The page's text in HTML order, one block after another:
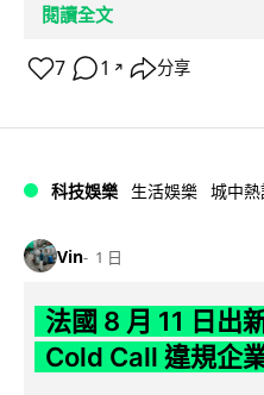
閱讀全文
7 1 ↗ 分享
科技娛樂 生活娛樂 城中
Vin 1 日
法國 8 月 11 日出
Cold Call 違規企